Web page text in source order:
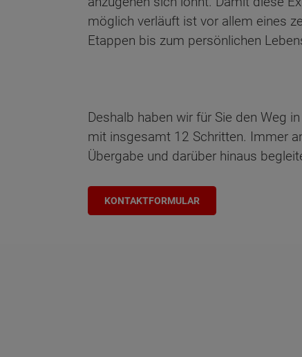
möglich verläuft ist vor allem eines
Etappen bis zum persönlichen
Deshalb haben wir für Sie den Weg
mit insgesamt 12 Schritten. Immer
Übergabe und darüber hinaus
KONTAKTFORMULAR